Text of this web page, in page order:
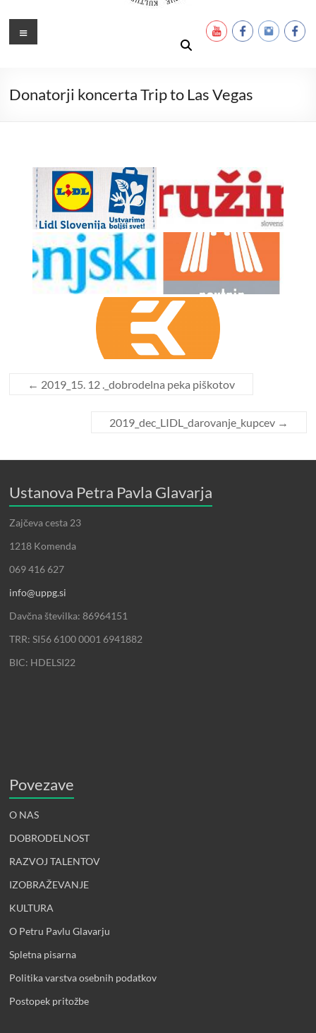
Ustanova Petra Pavla Glavarja
Meni
Donatorji koncerta Trip to Las Vegas
← 2019_15. 12 ._dobrodelna peka piškotov
2019_dec_LIDL_darovanje_kupcev →
Ustanova Petra Pavla Glavarja
Zajčeva cesta 23
1218 Komenda
069 416 627
info@uppg.si
Davčna številka: 86964151
TRR: SI56 6100 0001 6941882
BIC: HDELSI22
Povezave
O NAS
DOBRODELNOST
RAZVOJ TALENTOV
IZOBRAŽEVANJE
KULTURA
O Petru Pavlu Glavarju
Spletna pisarna
Politika varstva osebnih podatkov
Postopek pritožbe